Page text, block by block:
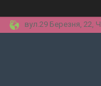
вул.29 Березня, 22,